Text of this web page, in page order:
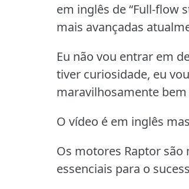
em inglês de “Full-flow
mais avançadas
Eu não vou entrar em
tiver curiosidade, eu
maravilhosamente
O vídeo é em inglês
Os motores Raptor são
essenciais para o